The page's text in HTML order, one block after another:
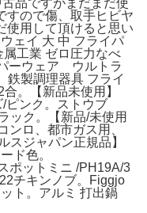
すので傷、取手ヒビヤ
使用して頂けると思い
ェイ 大 中 フライパ
工業 ゼロ圧力なべ
ーウェア ウルトラ
鉄製調理器具 フライ
【新品未使用】
ンク。ストウブ
ック。【新品/未使用
ンロ、都市ガス用、
スジャパン正規品】
ド色。
ポットミニ /PH19A/3
チキンノブ。Figgjo
ト。アルミ 打出鍋